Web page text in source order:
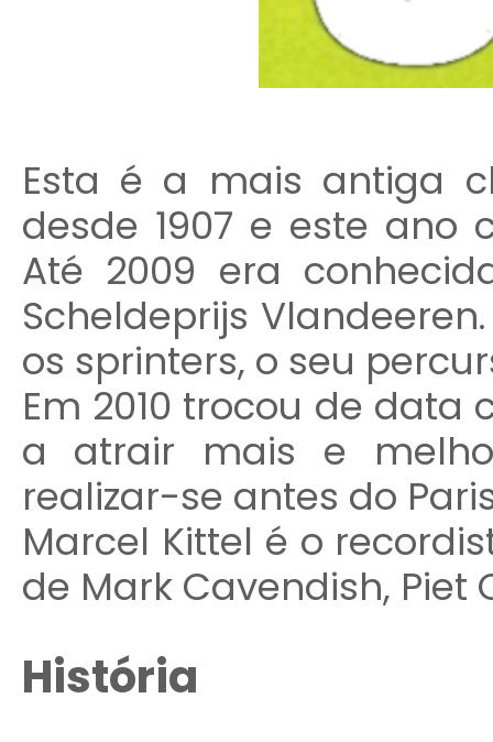
Esta é a mais antiga
desde 1907 e este ano
Até 2009 era
Scheldeprijs
os sprinters, o seu
Em 2010 trocou de
a atrair mais e
realizar-se antes do
Marcel Kittel é o
de Mark Cavendish,
História